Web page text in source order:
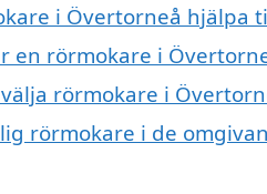
i Övertorneå hjälpa
en rörmokare i
rörmokare i
rörmokare i de